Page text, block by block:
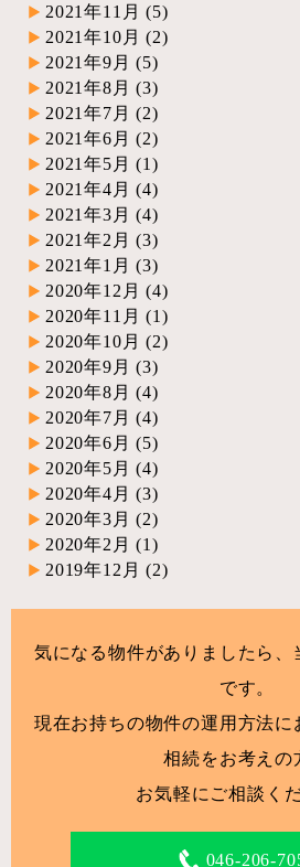
2021年11月 (5)
2021年10月 (2)
2021年9月 (5)
2021年8月 (3)
2021年7月 (2)
2021年6月 (2)
2021年5月 (1)
2021年4月 (4)
2021年3月 (4)
2021年2月 (3)
2021年1月 (3)
2020年12月 (4)
2020年11月 (1)
2020年10月 (2)
2020年9月 (3)
2020年8月 (4)
2020年7月 (4)
2020年6月 (5)
2020年5月 (4)
2020年4月 (3)
2020年3月 (2)
2020年2月 (1)
2019年12月 (2)
気になる物件がありましたら、
です。
現在お持ちの物件の運用方法に
相続をお考えの
お気軽にご相談くだ
046-206-